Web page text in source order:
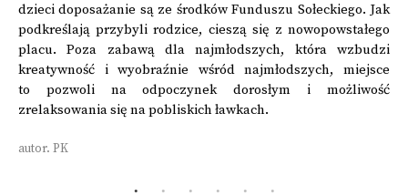
dzieci doposażanie są ze środków Funduszu Sołeckiego. Jak
podkreślają przybyli rodzice, cieszą się z nowopowstałego
placu. Poza zabawą dla najmłodszych, która wzbudzi
kreatywność i wyobraźnie wśród najmłodszych, miejsce
to pozwoli na odpoczynek dorosłym i możliwość
zrelaksowania się na pobliskich ławkach.
autor. PK